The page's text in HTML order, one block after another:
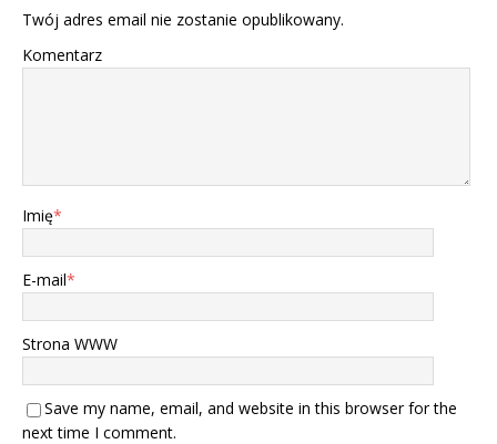
Twój adres email nie zostanie opublikowany.
Komentarz
Imię*
E-mail*
Strona WWW
Save my name, email, and website in this browser for the
next time I comment.